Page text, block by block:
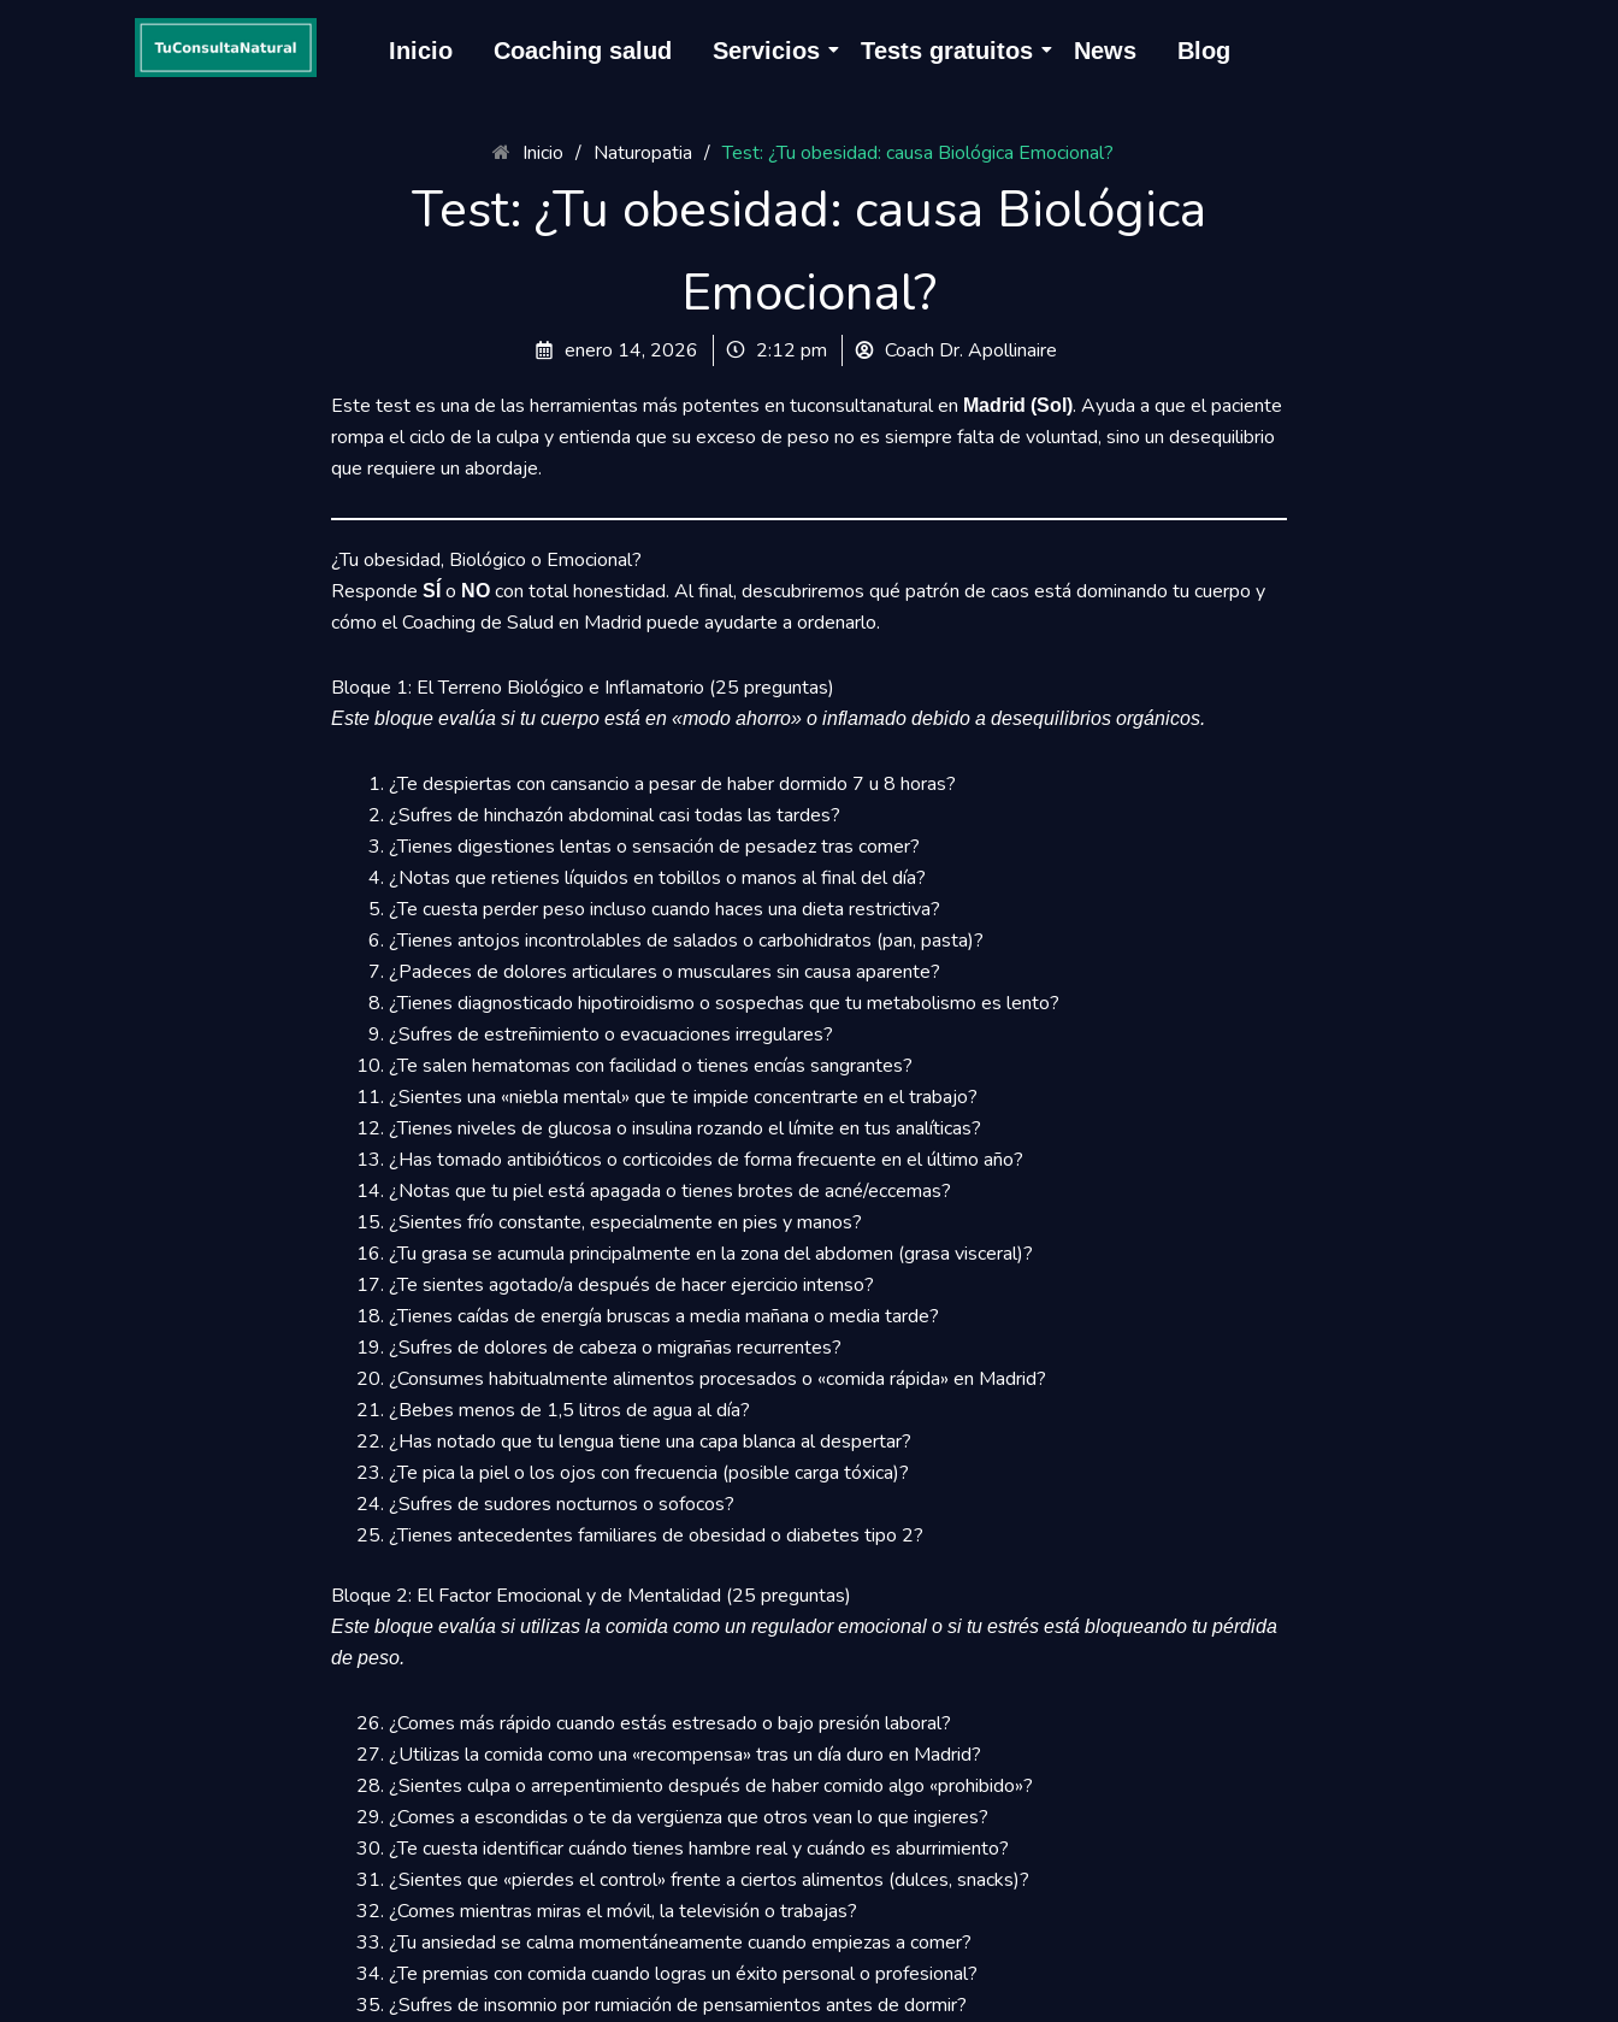
Inicio Coaching salud Servicios Tests gratuitos News Blog
Inicio / Naturopatia / Test: ¿Tu obesidad: causa Biológica Emocional?
Test: ¿Tu obesidad: causa Biológica
Emocional?
enero 14, 2026 2:12 pm Coach Dr. Apollinaire
Este test es una de las herramientas más potentes en tuconsultanatural en Madrid (Sol). Ayuda a que el paciente
rompa el ciclo de la culpa y entienda que su exceso de peso no es siempre falta de voluntad, sino un desequilibrio
que requiere un abordaje.
¿Tu obesidad, Biológico o Emocional?
Responde SÍ o NOcon total honestidad. Al final, descubriremos qué patrón de caos está dominando tu cuerpo y
cómo el Coaching de Salud en Madrid puede ayudarte a ordenarlo.
Bloque 1: El Terreno Biológico e Inflamatorio (25 preguntas)
Este bloque evalúa si tu cuerpo está en «modo ahorro» o inflamado debido a desequilibrios orgánicos.
¿Te despiertas con cansancio a pesar de haber dormido 7 u 8 horas?
¿Sufres de hinchazón abdominal casi todas las tardes?
¿Tienes digestiones lentas o sensación de pesadez tras comer?
¿Notas que retienes líquidos en tobillos o manos al final del día?
¿Te cuesta perder peso incluso cuando haces una dieta restrictiva?
¿Tienes antojos incontrolables de salados o carbohidratos (pan, pasta)?
¿Padeces de dolores articulares o musculares sin causa aparente?
¿Tienes diagnosticado hipotiroidismo o sospechas que tu metabolismo es lento?
¿Sufres de estreñimiento o evacuaciones irregulares?
¿Te salen hematomas con facilidad o tienes encías sangrantes?
¿Sientes una «niebla mental» que te impide concentrarte en el trabajo?
¿Tienes niveles de glucosa o insulina rozando el límite en tus analíticas?
¿Has tomado antibióticos o corticoides de forma frecuente en el último año?
¿Notas que tu piel está apagada o tienes brotes de acné/eccemas?
¿Sientes frío constante, especialmente en pies y manos?
¿Tu grasa se acumula principalmente en la zona del abdomen (grasa visceral)?
¿Te sientes agotado/a después de hacer ejercicio intenso?
¿Tienes caídas de energía bruscas a media mañana o media tarde?
¿Sufres de dolores de cabeza o migrañas recurrentes?
¿Consumes habitualmente alimentos procesados o «comida rápida» en Madrid?
¿Bebes menos de 1,5 litros de agua al día?
¿Has notado que tu lengua tiene una capa blanca al despertar?
¿Te pica la piel o los ojos con frecuencia (posible carga tóxica)?
¿Sufres de sudores nocturnos o sofocos?
¿Tienes antecedentes familiares de obesidad o diabetes tipo 2?
Bloque 2: El Factor Emocional y de Mentalidad (25 preguntas)
Este bloque evalúa si utilizas la comida como un regulador emocional o si tu estrés está bloqueando tu pérdida
de peso.
¿Comes más rápido cuando estás estresado o bajo presión laboral?
¿Utilizas la comida como una «recompensa» tras un día duro en Madrid?
¿Sientes culpa o arrepentimiento después de haber comido algo «prohibido»?
¿Comes a escondidas o te da vergüenza que otros vean lo que ingieres?
¿Te cuesta identificar cuándo tienes hambre real y cuándo es aburrimiento?
¿Sientes que «pierdes el control» frente a ciertos alimentos (dulces, snacks)?
¿Comes mientras miras el móvil, la televisión o trabajas?
¿Tu ansiedad se calma momentáneamente cuando empiezas a comer?
¿Te premias con comida cuando logras un éxito personal o profesional?
¿Sufres de insomnio por rumiación de pensamientos antes de dormir?